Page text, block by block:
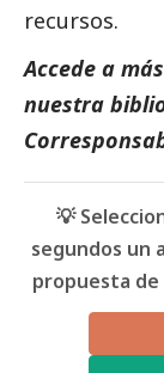
recursos.
Accede a
nuestra
💡
segundos un
propuesta de